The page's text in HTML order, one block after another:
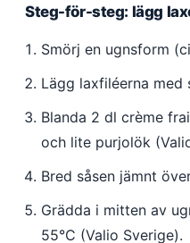
Steg-för-steg: lägg
Smörj en ugnsform
Lägg laxfiléerna med
Blanda 2 dl crème
och lite purjolök
Bred såsen jämnt
Grädda i mitten av
55°C (Valio Sverige).